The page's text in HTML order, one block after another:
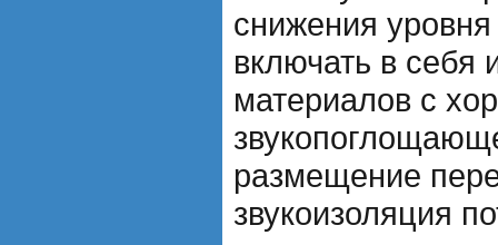
снижения
включать в себя
материалов с
размещение
звукоизоляция